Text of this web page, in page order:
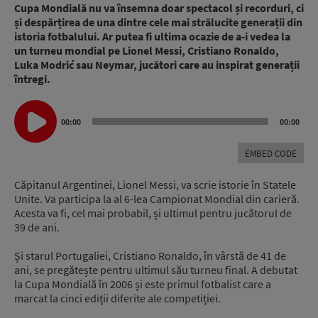
Cupa Mondială nu va însemna doar spectacol și recorduri, ci
și despărțirea de una dintre cele mai strălucite generații din
istoria fotbalului. Ar putea fi ultima ocazie de a-i vedea la
un turneu mondial pe Lionel Messi, Cristiano Ronaldo,
Luka Modrić sau Neymar, jucători care au inspirat generații
întregi.
Audio
Player
00:00 00:00
EMBED CODE
Căpitanul Argentinei, Lionel Messi, va scrie istorie în Statele
Unite. Va participa la al 6-lea Campionat Mondial din carieră.
Acesta va fi, cel mai probabil, și ultimul pentru jucătorul de
39 de ani.
Și starul Portugaliei, Cristiano Ronaldo, în vârstă de 41 de
ani, se pregătește pentru ultimul său turneu final. A debutat
la Cupa Mondială în 2006 și este primul fotbalist care a
marcat la cinci ediții diferite ale competiției.